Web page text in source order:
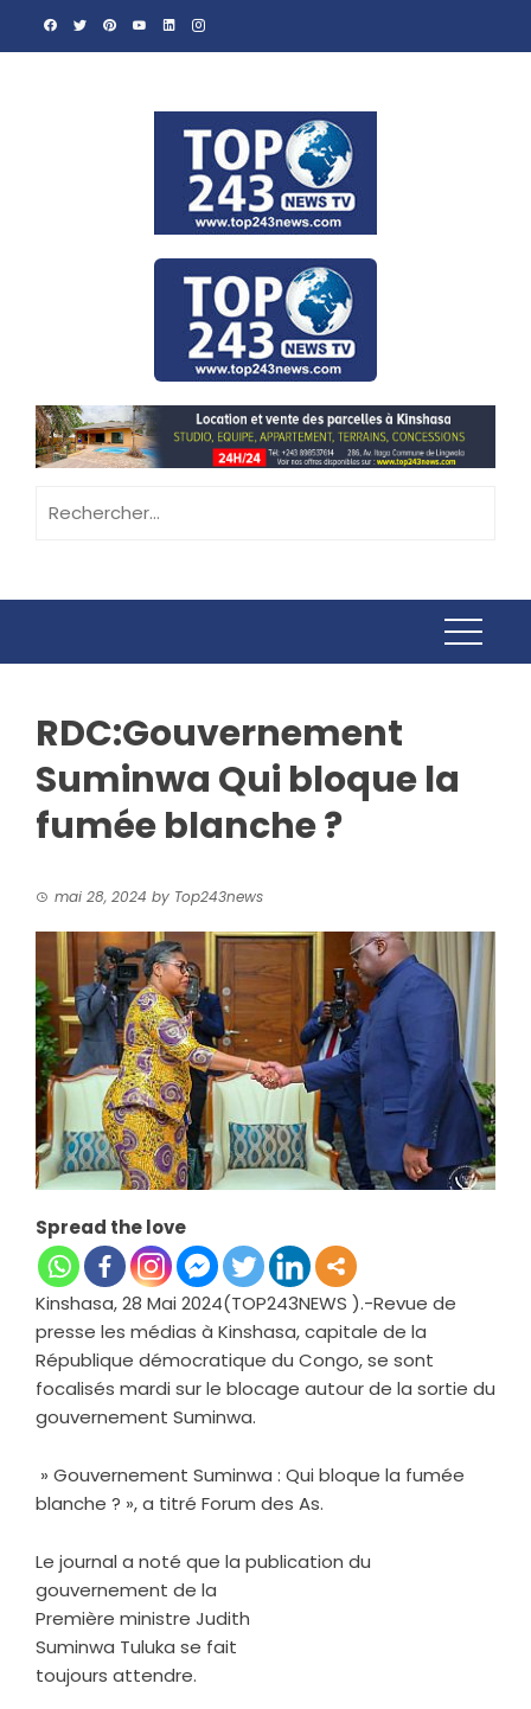
RDC:Gouvernement
Suminwa Qui bloque la
fumée blanche ?
mai 28, 2024 by Top243news
Spread the love
Kinshasa, 28 Mai 2024(TOP243NEWS ).-Revue de
presse les médias à Kinshasa, capitale de la
République démocratique du Congo, se sont
focalisés mardi sur le blocage autour de la sortie du
gouvernement Suminwa.
» Gouvernement Suminwa : Qui bloque la fumée
blanche ? », a titré Forum des As.
Le journal a noté que la publication du
gouvernement de la
Première ministre Judith
Suminwa Tuluka se fait
toujours attendre.